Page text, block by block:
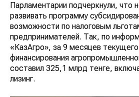
Парламентарии подчеркнули, что
развивать программу
возможности по налоговым
предпринимателей. Так, по
«КазАгро», за 9 месяцев
финансирования
составил 325,1 млрд тенге,
лизинг.